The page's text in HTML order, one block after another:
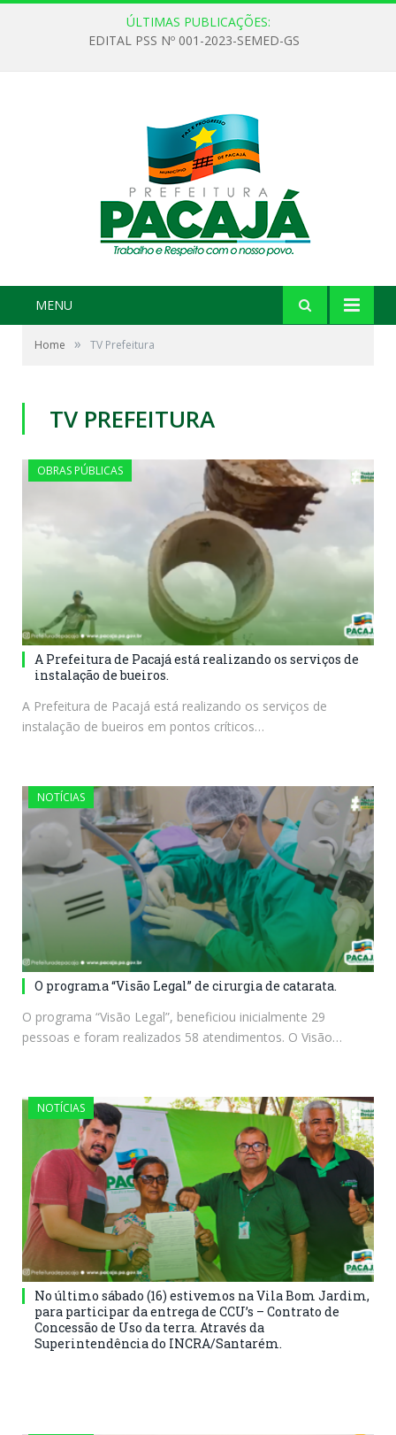
ÚLTIMAS PUBLICAÇÕES:
EDITAL PSS Nº 001-2023-SEMED-GS
MENU
Home » TV Prefeitura
TV PREFEITURA
OBRAS PÚBLICAS
A Prefeitura de Pacajá está realizando os serviços de
instalação de bueiros.
A Prefeitura de Pacajá está realizando os serviços de
instalação de bueiros em pontos críticos…
NOTÍCIAS
O programa “Visão Legal” de cirurgia de catarata.
O programa “Visão Legal”, beneficiou inicialmente 29
pessoas e foram realizados 58 atendimentos. O Visão…
NOTÍCIAS
No último sábado (16) estivemos na Vila Bom Jardim,
para participar da entrega de CCU’s – Contrato de
Concessão de Uso da terra. Através da
Superintendência do INCRA/Santarém.